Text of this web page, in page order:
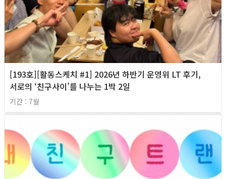
[193호][활동스케치 #1] 2026년 하반기 운영위 LT 후기,
서로의 ‘친구사이’를 나누는 1박 2일
기간 : 7월